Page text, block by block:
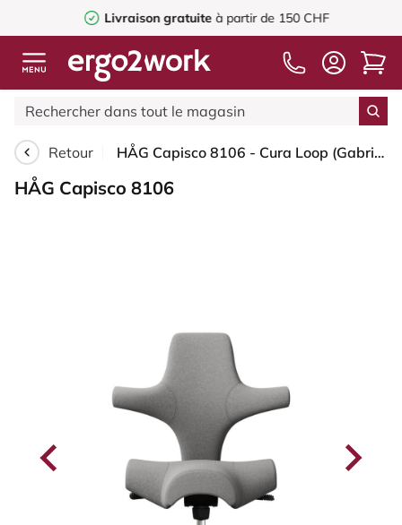
Livraison gratuiteà partir de 150 CHF
Retour HÅG Capisco 8106 - Cura Loop (Gabriel) - Polyester recyclé - CLP60110 Light grey - Moss Grey - 265 mm (hauteur d’assise 53–79 cm) - Patins
HÅG Capisco 8106